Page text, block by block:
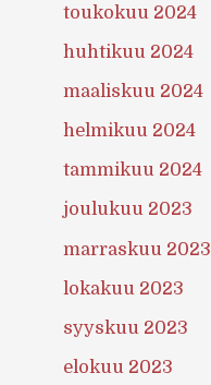
toukokuu 2024
huhtikuu 2024
maaliskuu 2024
helmikuu 2024
tammikuu 2024
joulukuu 2023
marraskuu 2023
lokakuu 2023
syyskuu 2023
elokuu 2023